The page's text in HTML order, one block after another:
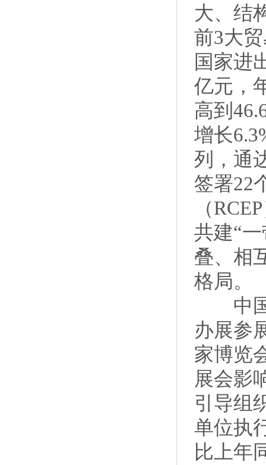
大、结
前3大
国家进
亿元，
高到
增长
列，通
签署22
（
共建“
叠、相
格局。
中国
办展参
家博览
展会影
引导组
单位执
比上年